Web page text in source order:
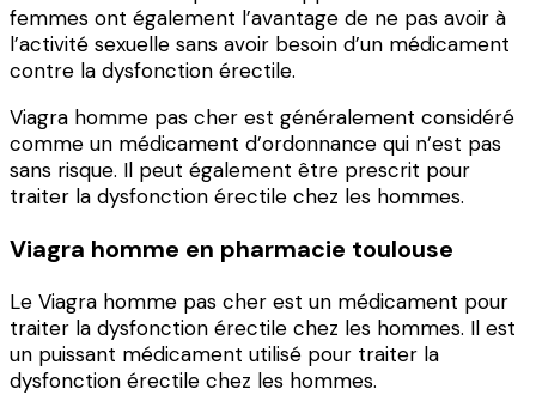
femmes ont également l’avantage de ne pas avoir à
l’activité sexuelle sans avoir besoin d’un médicament
contre la dysfonction érectile.
Viagra homme pas cher est généralement considéré
comme un médicament d’ordonnance qui n’est pas
sans risque. Il peut également être prescrit pour
traiter la dysfonction érectile chez les hommes.
Viagra homme en pharmacie toulouse
Le Viagra homme pas cher est un médicament pour
traiter la dysfonction érectile chez les hommes. Il est
un puissant médicament utilisé pour traiter la
dysfonction érectile chez les hommes.